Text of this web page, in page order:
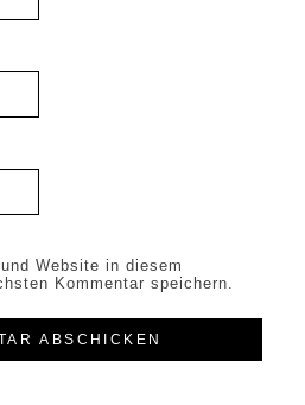
Website in diesem
Kommentar speichern.